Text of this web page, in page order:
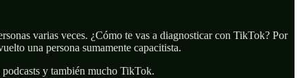
varias veces. ¿Cómo te vas a diagnosticar con TikTok? Por
una persona sumamente capacitista.
y también mucho TikTok.